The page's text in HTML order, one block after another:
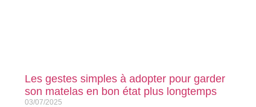
Les gestes simples à adopter pour garder
son matelas en bon état plus longtemps
03/07/2025